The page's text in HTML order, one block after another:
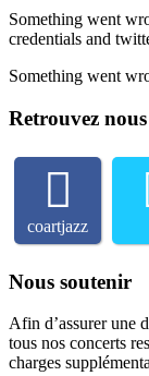
Something went
credentials and
Something went
Retrouvez nous
coartjazz
Nous soutenir
Afin d’assurer une
tous nos concerts
charges